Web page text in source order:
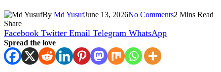
By Md YusufJune 13, 2026No Comments2 Mins Read
Share
Facebook Twitter Email Telegram WhatsApp
Spread the love